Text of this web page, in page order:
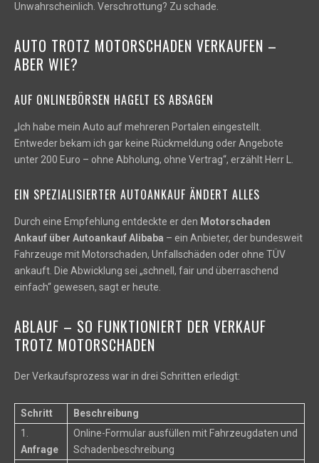
Unwahrscheinlich. Verschrottung? Zu schade.
AUTO TROTZ MOTORSCHADEN VERKAUFEN –
ABER WIE?
AUF ONLINEBÖRSEN HAGELT ES ABSAGEN
„Ich habe mein Auto auf mehreren Portalen eingestellt.
Entweder bekam ich gar keine Rückmeldung oder Angebote
unter 200 Euro – ohne Abholung, ohne Vertrag“, erzählt Herr L.
EIN SPEZIALISIERTER AUTOANKAUF ÄNDERT ALLES
Durch eine Empfehlung entdeckte er den Motorschaden
Ankauf über Autoankauf Alibaba – ein Anbieter, der bundesweit
Fahrzeuge mit Motorschaden, Unfallschäden oder ohne TÜV
ankauft. Die Abwicklung sei „schnell, fair und überraschend
einfach“ gewesen, sagt er heute.
ABLAUF – SO FUNKTIONIERT DER VERKAUF
TROTZ MOTORSCHADEN
Der Verkaufsprozess war in drei Schritten erledigt:
Schritt
Beschreibung
1.
Anfrage
Online-Formular ausfüllen mit Fahrzeugdaten und
Schadenbeschreibung